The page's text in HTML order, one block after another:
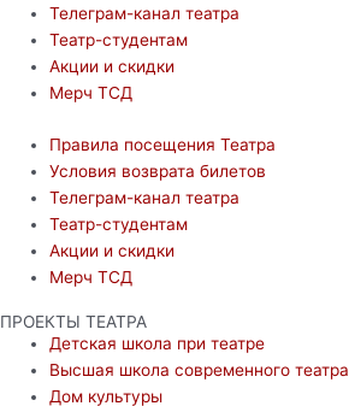
Телеграм-канал театра
Театр-студентам
Акции и скидки
Мерч ТСД
Правила посещения Театра
Условия возврата билетов
Телеграм-канал театра
Театр-студентам
Акции и скидки
Мерч ТСД
ПРОЕКТЫ ТЕАТРА
Детская школа при театре
Высшая школа современного театра
Дом культуры